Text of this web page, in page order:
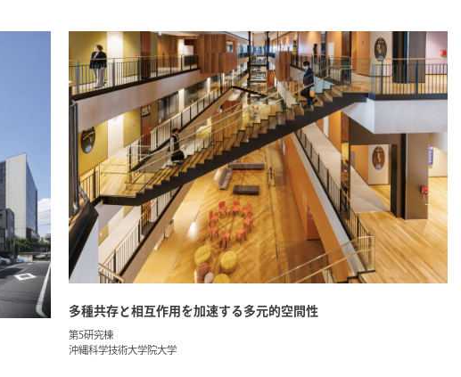
多種共存と相互作用を加速する多元的空間性
第5研究棟
沖縄科学技術大学院大学